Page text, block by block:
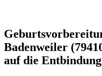
Badenweiler
auf die